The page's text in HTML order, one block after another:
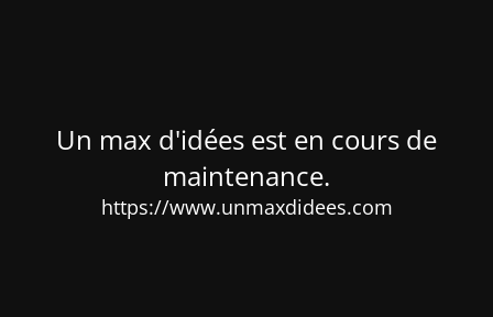
Un max d'idées est en cours de
maintenance.
https://www.unmaxdidees.com